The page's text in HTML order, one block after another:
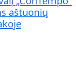
aštuonių